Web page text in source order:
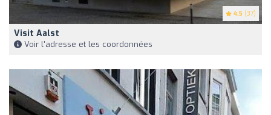
4.5 (37)
Visit Aalst
Voir l'adresse et les coordonnées